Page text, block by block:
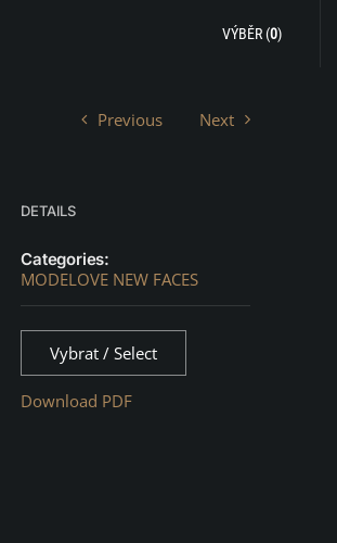
VÝBĚR (0)
Previous Next
DETAILS
Categories:
MODELOVE NEW FACES
Vybrat / Select
Download PDF